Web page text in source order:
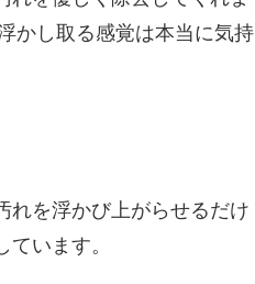
かし取る感覚は本当に気持
れを浮かび上がらせるだけ
います。